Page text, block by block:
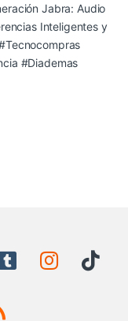
Jabra: Audio
Inteligentes y
#Diademas